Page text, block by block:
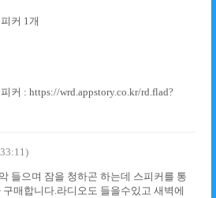
커 1개
커 : https://wrd.appstory.co.kr/rd.flad?
들으며 잠을 청하곤 하는데 스피커를 통
매합니다.라디오도 들을수있고 새벽에